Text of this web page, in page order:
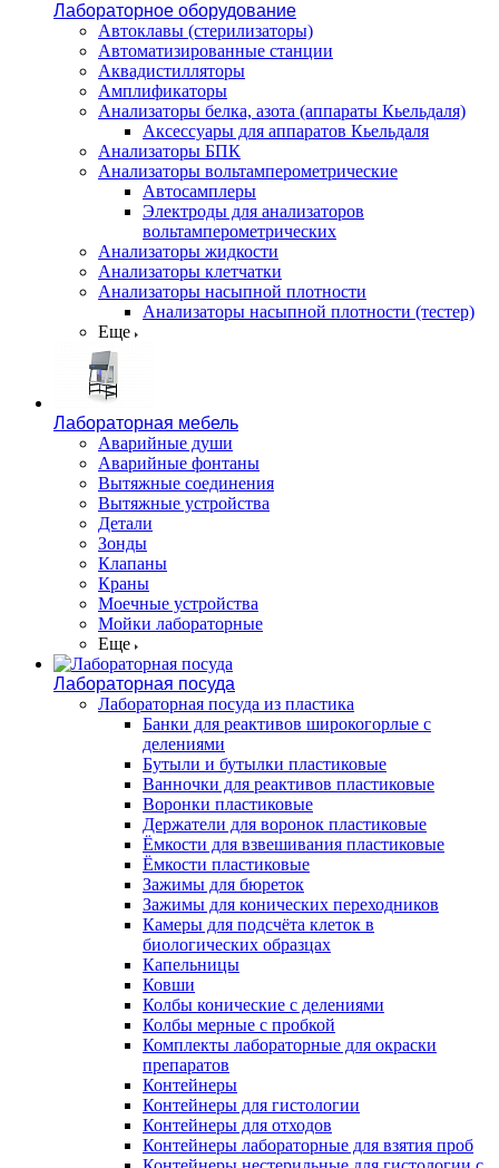
Лабораторное оборудование
Автоклавы (стерилизаторы)
Автоматизированные станции
Аквадистилляторы
Амплификаторы
Анализаторы белка, азота (аппараты Кьельдаля)
Аксессуары для аппаратов Кьельдаля
Анализаторы БПК
Анализаторы вольтамперометрические
Автосамплеры
Электроды для анализаторов
вольтамперометрических
Анализаторы жидкости
Анализаторы клетчатки
Анализаторы насыпной плотности
Анализаторы насыпной плотности (тестер)
Еще
Лабораторная мебель
Аварийные души
Аварийные фонтаны
Вытяжные соединения
Вытяжные устройства
Детали
Зонды
Клапаны
Краны
Моечные устройства
Мойки лабораторные
Еще
Лабораторная посуда
Лабораторная посуда из пластика
Банки для реактивов широкогорлые с
делениями
Бутыли и бутылки пластиковые
Ванночки для реактивов пластиковые
Воронки пластиковые
Держатели для воронок пластиковые
Ёмкости для взвешивания пластиковые
Ёмкости пластиковые
Зажимы для бюреток
Зажимы для конических переходников
Камеры для подсчёта клеток в
биологических образцах
Капельницы
Ковши
Колбы конические с делениями
Колбы мерные с пробкой
Комплекты лабораторные для окраски
препаратов
Контейнеры
Контейнеры для гистологии
Контейнеры для отходов
Контейнеры лабораторные для взятия проб